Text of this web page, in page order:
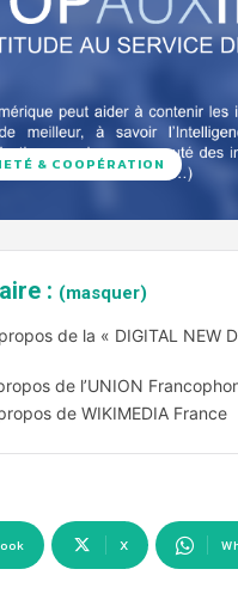
& COOPÉRATION
: (masquer)
de la « DIGITAL NEW
de l’UNION
de WIKIMEDIA France
X